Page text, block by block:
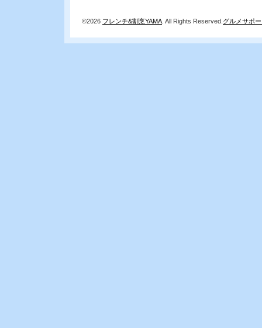
©2026 フレンチ&割烹YAMA . All Rights Reserved. グルメサポ